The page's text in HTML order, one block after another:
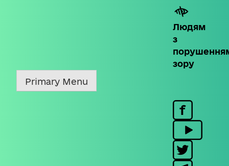
Людям
з
зору
Primary Menu